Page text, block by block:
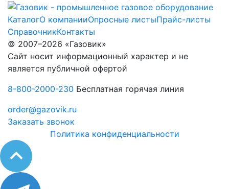
КаталогО компанииОпросные листыПрайс-листы
СправочникКонтакты
© 2007–2026 «Газовик»
Сайт носит информационный характер и не
является публичной офертой
8-800-2000-230 Бесплатная горячая линия
order@gazovik.ru
Заказать звонок
Политика конфиденциальности